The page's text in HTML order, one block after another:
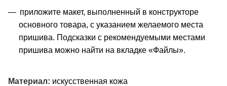
приложите макет, выполненный в конструкторе
основного товара, с указанием желаемого места
пришива. Подсказки с рекомендуемыми местами
пришива можно найти на вкладке «Файлы».
Материал: искусственная кожа